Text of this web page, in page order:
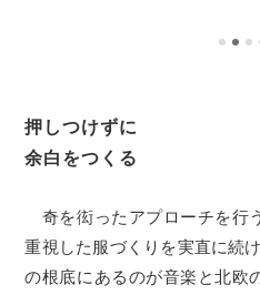
押しつけずに
余白をつくる
奇を衒ったアプローチを行
重視した服づくりを実直に続
の根底にあるのが音楽と北欧